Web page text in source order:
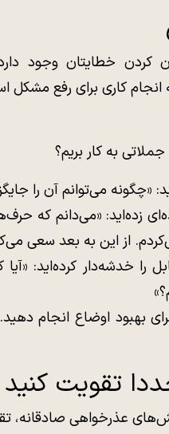
کردن خطایتان وجود
انجام کاری برای رفع مشکل
به کار بریم؟
«چگونه می‌توانم آن را
زده‌اید: «می‌دانم که
از این به بعد سعی
را خدشه‌دار کرده‌اید:
بهبود اوضاع انجام
تقویت کنید
عذرخواهی صادقانه،